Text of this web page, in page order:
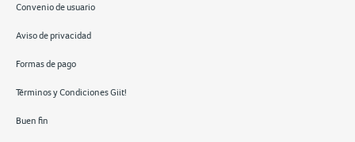
Convenio de usuario
Aviso de privacidad
Formas de pago
Términos y Condiciones Giit!
Buen fin